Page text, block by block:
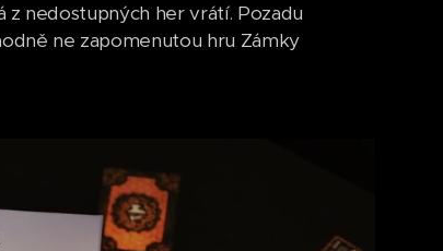
z nedostupných her vrátí. Pozadu
ne zapomenutou hru Zámky